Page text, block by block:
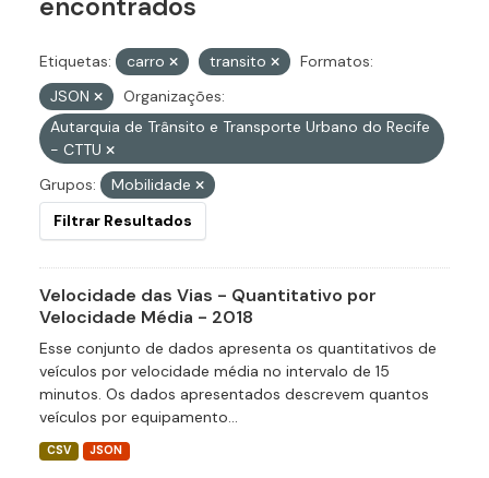
encontrados
Etiquetas: carro transito
Formatos:
JSON
Organizações:
Autarquia de Trânsito e Transporte Urbano do Recife
- CTTU
Grupos:
Mobilidade
Filtrar Resultados
Velocidade das Vias - Quantitativo por
Velocidade Média - 2018
Esse conjunto de dados apresenta os quantitativos de
veículos por velocidade média no intervalo de 15
minutos. Os dados apresentados descrevem quantos
veículos por equipamento...
CSV JSON